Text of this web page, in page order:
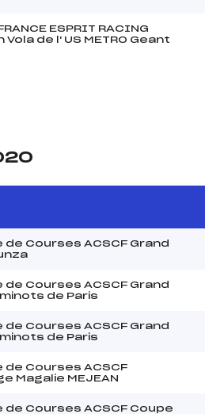
ESPRIT RACING
Vola de l' US METRO Geant
de Courses ACSCF Grand
de Courses ACSCF Grand
de Paris
de Courses ACSCF Grand
de Paris
de Courses ACSCF
Magalie MEJEAN
de Courses ACSCF Coupe